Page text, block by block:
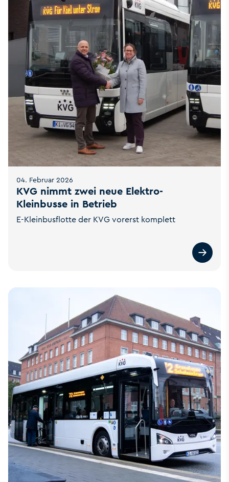
KVG nimmt zwei neue Elektro-
Kleinbusse in Betrieb
04. Februar 2026
E-Kleinbusflotte der KVG vorerst komplett